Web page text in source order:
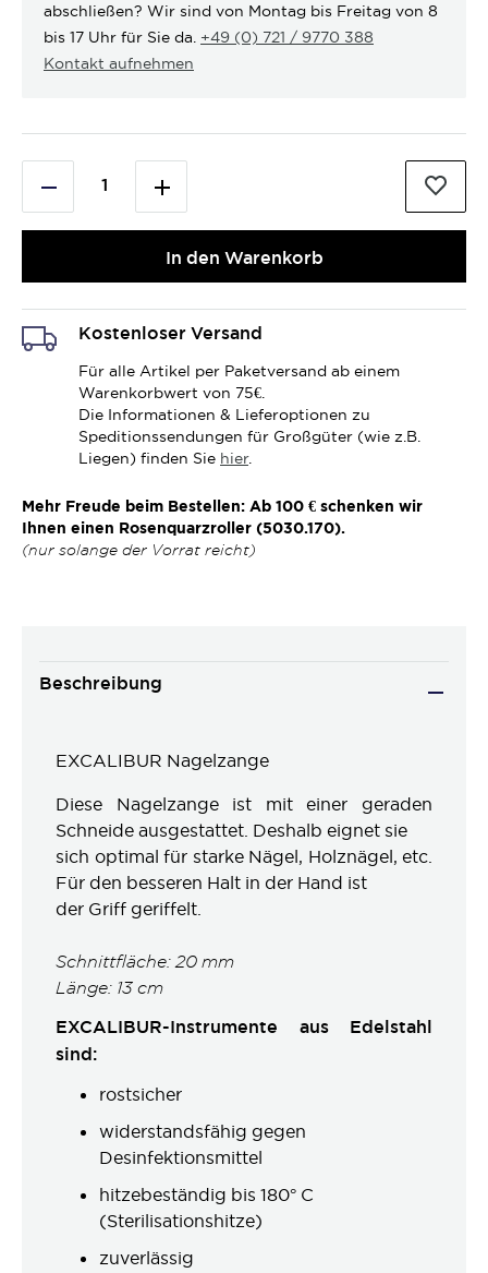
abschließen? Wir sind von Montag bis Freitag von 8
bis 17 Uhr für Sie da. +49 (0) 721 / 9770 388
Kontakt aufnehmen
In den Warenkorb
Kostenloser Versand
Für alle Artikel per Paketversand ab einem
Warenkorbwert von 75€.
Die Informationen & Lieferoptionen zu
Speditionssendungen für Großgüter (wie z.B.
Liegen) finden Sie hier.
Mehr Freude beim Bestellen: Ab 100 € schenken wir
Ihnen einen Rosenquarzroller (5030.170).
(nur solange der Vorrat reicht)
Beschreibung
EXCALIBUR Nagelzange
Diese Nagelzange ist mit einer geraden
Schneide ausgestattet. Deshalb eignet sie
sich optimal für starke Nägel, Holznägel, etc.
Für den besseren Halt in der Hand ist
der Griff geriffelt.
Schnittfläche: 20 mm
Länge: 13 cm
EXCALIBUR-Instrumente aus Edelstahl
sind:
rostsicher
widerstandsfähig gegen
Desinfektionsmittel
hitzebeständig bis 180° C
(Sterilisationshitze)
zuverlässig